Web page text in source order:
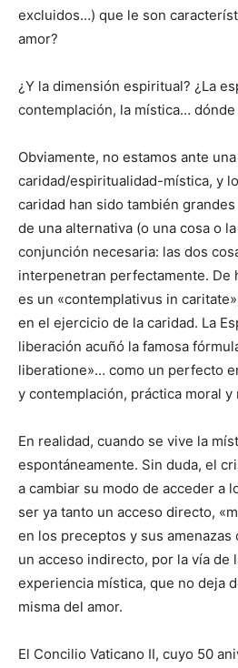
excluidos…) que le son
amor?
¿Y la dimensión espiritual? ¿La
contemplación, la mística… dónde
Obviamente, no estamos ante
caridad/espiritualidad-mística, y
caridad han sido también
de una alternativa (o una cosa o
conjunción necesaria: las dos
interpenetran perfectamente. De
es un «contemplativus in
en el ejercicio de la caridad. La
liberación acuñó la famosa
liberatione»… como un perfecto
y contemplación, práctica moral y
En realidad, cuando se vive la
espontáneamente. Sin duda, el
a cambiar su modo de acceder a
ser ya tanto un acceso directo,
en los preceptos y sus amenazas
un acceso indirecto, por la vía de
experiencia mística, que no deja
misma del amor.
El Concilio Vaticano II, cuyo 50